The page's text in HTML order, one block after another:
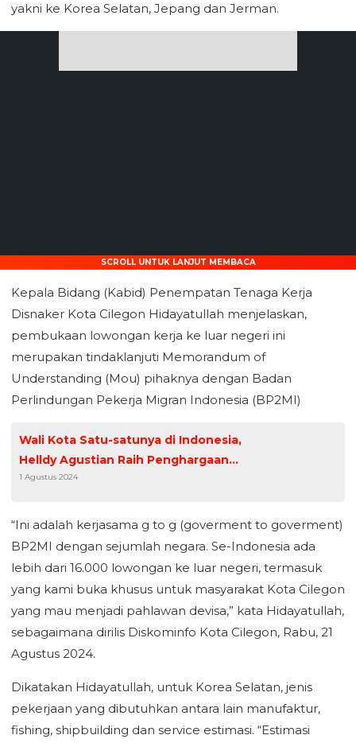
yakni ke Korea Selatan, Jepang dan Jerman.
SCROLL UNTUK LANJUT MEMBACA
Kepala Bidang (Kabid) Penempatan Tenaga Kerja
Disnaker Kota Cilegon Hidayatullah menjelaskan,
pembukaan lowongan kerja ke luar negeri ini
merupakan tindaklanjuti Memorandum of
Understanding (Mou) pihaknya dengan Badan
Perlindungan Pekerja Migran Indonesia (BP2MI)
Wali Kota Satu-satunya di Indonesia,
Helldy Agustian Raih Penghargaan
Liputan6.com Sebagai Tokoh Inspiratif
Pendidikan Transformatif
1 Agustus 2024
“Ini adalah kerjasama g to g (goverment to goverment)
BP2MI dengan sejumlah negara. Se-Indonesia ada
lebih dari 16.000 lowongan ke luar negeri, termasuk
yang kami buka khusus untuk masyarakat Kota Cilegon
yang mau menjadi pahlawan devisa,” kata Hidayatullah,
sebagaimana dirilis Diskominfo Kota Cilegon, Rabu, 21
Agustus 2024.
Dikatakan Hidayatullah, untuk Korea Selatan, jenis
pekerjaan yang dibutuhkan antara lain manufaktur,
fishing, shipbuilding dan service estimasi. “Estimasi